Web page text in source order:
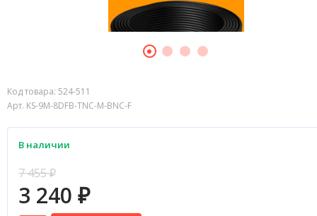
Код товара: 524-511
Арт. KS-9M-8DFB-TNC-M-BNC-F
В наличии
7 455₽
3 240 ₽